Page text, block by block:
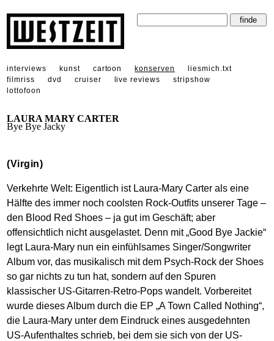
interviews kunst cartoon konserven
liesmich.txt
filmriss
dvd cruiser live reviews
stripshow
lottofoon
LAURA MARY CARTER
Bye Bye Jacky
(Virgin)
Verkehrte Welt: Eigentlich ist Laura-Mary Carter als eine
Hälfte des immer noch coolsten Rock-Outfits unserer Tage –
den Blood Red Shoes – ja gut im Geschäft; aber
offensichtlich nicht ausgelastet. Denn mit „Good Bye Jackie“
legt Laura-Mary nun ein einfühlsames Singer/Songwriter
Album vor, das musikalisch mit dem Psych-Rock der Shoes
so gar nichts zu tun hat, sondern auf den Spuren
klassischer US-Gitarren-Retro-Pops wandelt. Vorbereitet
wurde dieses Album durch die EP „A Town Called Nothing“,
die Laura-Mary unter dem Eindruck eines ausgedehnten
US-Aufenthaltes schrieb, bei dem sie sich von der US-